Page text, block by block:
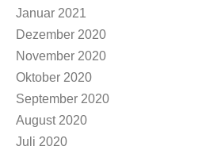
Januar 2021
Dezember 2020
November 2020
Oktober 2020
September 2020
August 2020
Juli 2020